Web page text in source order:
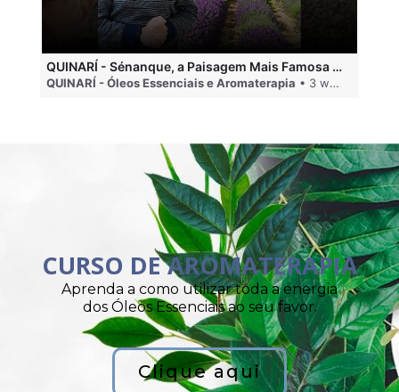
QUINARÍ - Sénanque, a Paisagem Mais Famosa da Aromaterapia
QUINARÍ - Óleos Essenciais e Aromaterapia • 3 weeks ago
CURSO DE AROMATERAPIA
Aprenda a como utilizar toda a energia
dos Óleos Essenciais ao seu favor.
Clique aqui